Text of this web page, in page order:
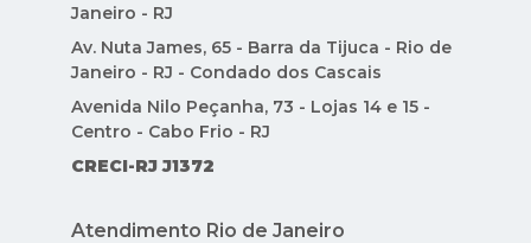
Janeiro - RJ
Av. Nuta James, 65 - Barra da Tijuca - Rio de
Janeiro - RJ - Condado dos Cascais
Avenida Nilo Peçanha, 73 - Lojas 14 e 15 -
Centro - Cabo Frio - RJ
CRECI-RJ J1372
Atendimento Rio de Janeiro